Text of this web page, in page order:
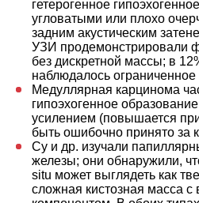
гетерогенное
угловатыми или плохо
задним акустическим
УЗИ продемонстрировали
без дискретной массы; в
наблюдалось
Медуллярная карцинома
гипоэхогенное
усилением (повышается
быть ошибочно принято за
Су и др. изучали
железы; они обнаружили,
situ может выглядеть как
сложная кистозная масса